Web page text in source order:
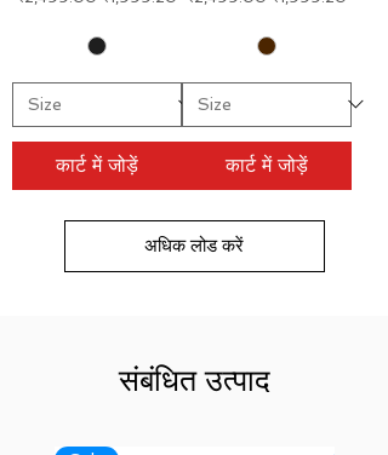
कार्ट में जोड़ें कार्ट में जोड़ें
अधिक लोड करें
संबंधित उत्पाद